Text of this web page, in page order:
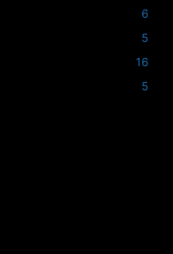
6
5
16
5